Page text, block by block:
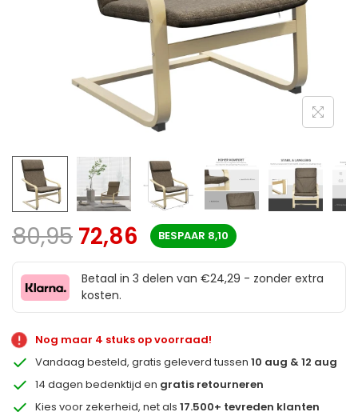
80,95 72,86 BESPAAR 8,10
Betaal in 3 delen van €24,29 - zonder extra
kosten.
Nog maar 4 stuks op voorraad!
Vandaag besteld, gratis geleverd tussen10 aug & 12 aug
14 dagen bedenktijd en gratis retourneren
Kies voor zekerheid, net als17.500+ tevreden klanten